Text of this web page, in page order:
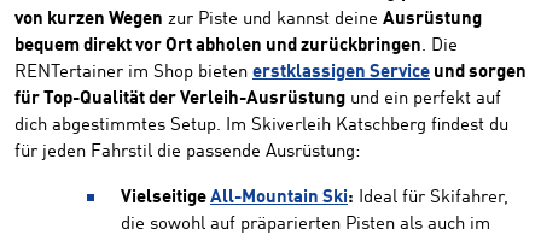
von kurzen Wegen zur Piste und kannst deine Ausrüstung
bequem direkt vor Ort abholen und zurückbringen. Die
RENTertainer im Shop bieten erstklassigen Service und sorgen
für Top-Qualität der Verleih-Ausrüstung und ein perfekt auf
dich abgestimmtes Setup. Im Skiverleih Katschberg findest du
für jeden Fahrstil die passende Ausrüstung:
Vielseitige All-Mountain Ski: Ideal für Skifahrer,
die sowohl auf präparierten Pisten als auch im